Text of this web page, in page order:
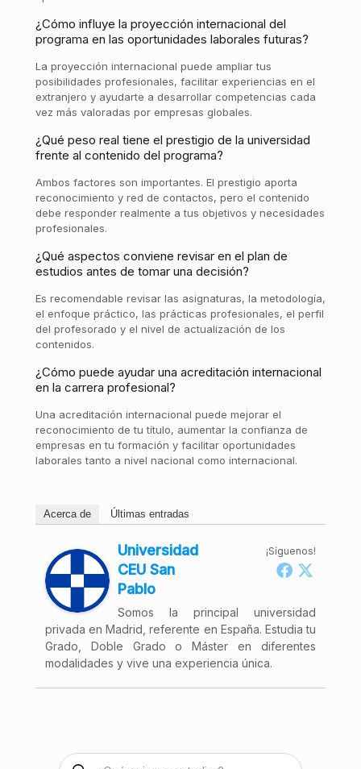
¿Cómo influye la proyección internacional del
programa en las oportunidades laborales futuras?
La proyección internacional puede ampliar tus
posibilidades profesionales, facilitar experiencias en el
extranjero y ayudarte a desarrollar competencias cada
vez más valoradas por empresas globales.
¿Qué peso real tiene el prestigio de la universidad
frente al contenido del programa?
Ambos factores son importantes. El prestigio aporta
reconocimiento y red de contactos, pero el contenido
debe responder realmente a tus objetivos y necesidades
profesionales.
¿Qué aspectos conviene revisar en el plan de
estudios antes de tomar una decisión?
Es recomendable revisar las asignaturas, la metodología,
el enfoque práctico, las prácticas profesionales, el perfil
del profesorado y el nivel de actualización de los
contenidos.
¿Cómo puede ayudar una acreditación internacional
en la carrera profesional?
Una acreditación internacional puede mejorar el
reconocimiento de tu título, aumentar la confianza de
empresas en tu formación y facilitar oportunidades
laborales tanto a nivel nacional como internacional.
Acerca de Últimas entradas
¡Síguenos!
Universidad
CEU San
Pablo
Somos la principal universidad
privada en Madrid, referente en España. Estudia tu
Grado, Doble Grado o Máster en diferentes
modalidades y vive una experiencia única.